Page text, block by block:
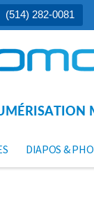
(514) 282-0081
DIAPOS &